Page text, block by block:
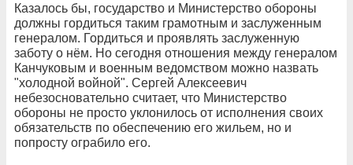
Казалось бы, государство и Министерство обороны
должны гордиться таким грамотным и заслуженным
генералом. Гордиться и проявлять заслуженную
заботу о нём. Но сегодня отношения между генералом
Канчуковым и военным ведомством можно назвать
"холодной войной". Сергей Алексеевич
небезосновательно считает, что Министерство
обороны не просто уклонилось от исполнения своих
обязательств по обеспечению его жильем, но и
попросту ограбило его.